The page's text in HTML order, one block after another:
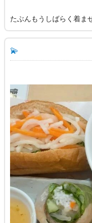
たぶんもうしばらく着ま
💫